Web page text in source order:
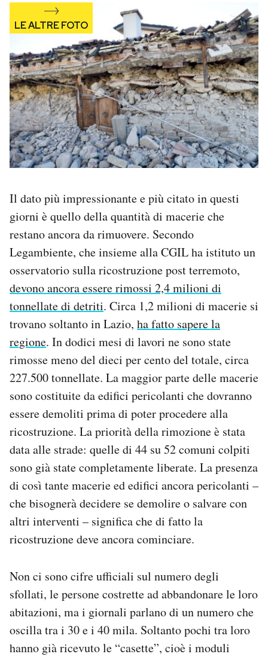
Il dato più impressionante e più citato in questi
giorni è quello della quantità di macerie che
restano ancora da rimuovere. Secondo
Legambiente, che insieme alla CGIL ha istituto un
osservatorio sulla ricostruzione post terremoto,
devono ancora essere rimossi 2,4 milioni di
tonnellate di detriti. Circa 1,2 milioni di macerie si
trovano soltanto in Lazio, ha fatto sapere la
regione. In dodici mesi di lavori ne sono state
rimosse meno del dieci per cento del totale, circa
227.500 tonnellate. La maggior parte delle macerie
sono costituite da edifici pericolanti che dovranno
essere demoliti prima di poter procedere alla
ricostruzione. La priorità della rimozione è stata
data alle strade: quelle di 44 su 52 comuni colpiti
sono già state completamente liberate. La presenza
di così tante macerie ed edifici ancora pericolanti –
che bisognerà decidere se demolire o salvare con
altri interventi – significa che di fatto la
ricostruzione deve ancora cominciare.
Non ci sono cifre ufficiali sul numero degli
sfollati, le persone costrette ad abbandonare le loro
abitazioni, ma i giornali parlano di un numero che
oscilla tra i 30 e i 40 mila. Soltanto pochi tra loro
hanno già ricevuto le “casette”, cioè i moduli